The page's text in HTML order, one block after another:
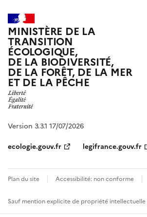
MINISTÈRE DE LA
TRANSITION
ÉCOLOGIQUE,
DE LA BIODIVERSITÉ,
DE LA FORÊT, DE LA MER
ET DE LA PÊCHE
Version 3.3.1 17/07/2026
ecologie.gouv.fr
legifrance.gouv.fr
Plan du site Accessibilité: non conforme
Sauf mention explicite de propriété intellectuelle